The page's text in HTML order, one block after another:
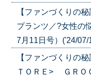
【ファンづくりの
プランツ／?女性の
7月11日号）('24/07/
【ファンづくり
ＴＯＲＥ> ＧＲＯ